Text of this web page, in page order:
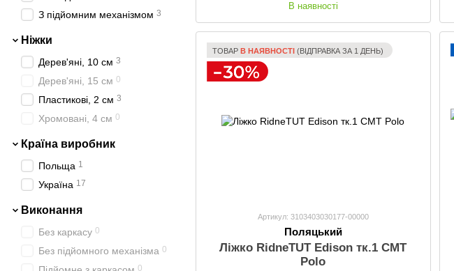
В наявності
ТОВАР В НАЯВНОСТІ (ВІДПРАВКА ЗА 1 ДЕНЬ)
Артикул: 3103403030177-00000
Поляцький
Ліжко RidneTUT Edison тк.1 СМТ
Polo
З підйомним механізмом 3
Ніжки
Дерев'яні, 10 см 3
Дерев'яні, 15 см 0
Пластикові, 2 см 3
Хромовані, 4 см 0
Країна виробник
Польща 1
Україна 17
Виконання
Без каркасу 0
Без підйомного механізма 0
0